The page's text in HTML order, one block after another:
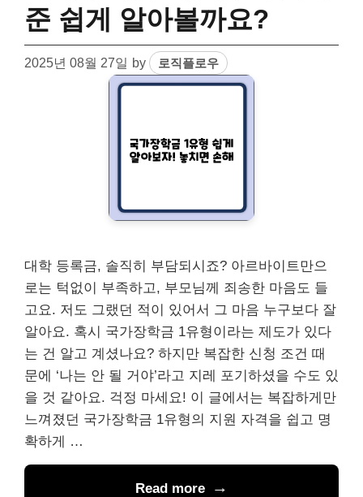
준 쉽게 알아볼까요?
2025년 08월 27일 by 로직플로우
대학 등록금, 솔직히 부담되시죠? 아르바이트만으
로는 턱없이 부족하고, 부모님께 죄송한 마음도 들
고요. 저도 그랬던 적이 있어서 그 마음 누구보다 잘
알아요. 혹시 국가장학금 1유형이라는 제도가 있다
는 건 알고 계셨나요? 하지만 복잡한 신청 조건 때
문에 ‘나는 안 될 거야’라고 지레 포기하셨을 수도 있
을 것 같아요. 걱정 마세요! 이 글에서는 복잡하게만
느껴졌던 국가장학금 1유형의 지원 자격을 쉽고 명
확하게 …
Read more